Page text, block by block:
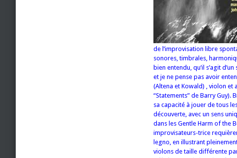
de l’improvisation libre
sonores, timbrales,
bien entendu, qu’il s’agit
et je ne pense pas avoir
(Altena et Kowald) , violon et
“Statements” de Barry
sa capacité à jouer de tous
découverte, avec un sens
dans les Gentle Harm of the
improvisateurs-trice
legno, en illustrant
violons de taille différente